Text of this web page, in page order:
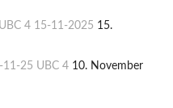
4 15-11-2025 15.
11-25 UBC 4 10. November